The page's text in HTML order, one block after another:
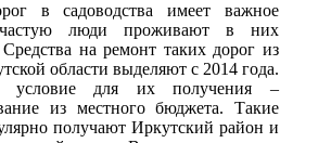
в садоводства имеет важное
люди проживают в них
на ремонт таких дорог из
области выделяют с 2014 года.
условие для их получения –
из местного бюджета. Такие
получают Иркутский район и